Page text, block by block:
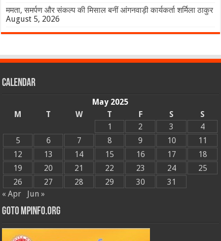
ममता, समर्पण और संकल्प की मिसाल बनीं आंगनवाड़ी कार्यकर्ता शर्मिला ठाकुर
August 5, 2026
Calendar
May 2025
M
T W T F S
S
1
2 3
4
5
6 7 8 9 10
11
12
13 14 15 16 17
18
19
20 21 22 23 24
25
26
27 28 29 30
31
« Apr
Jun »
GOTO MPINFO.ORG